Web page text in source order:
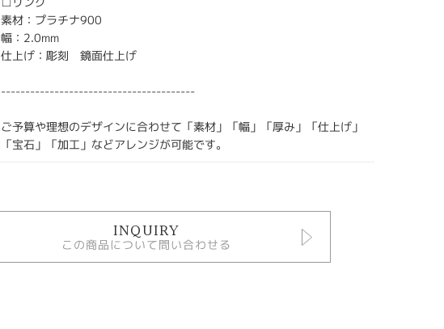
素材：プラチナ900
幅：2.0mm
仕上げ：彫刻 鏡面仕上げ
----------------------------------------
ご予算や理想のデザインに合わせて「素材」「幅」「厚み」「仕上げ」
「宝石」「加工」などアレンジが可能です。
INQUIRY
この商品について問い合わせる